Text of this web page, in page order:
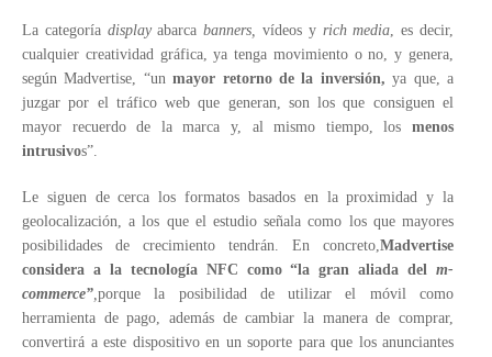
La categoría displayabarcabanners, vídeos yrich media, es decir,
cualquier creatividad gráfica, ya tenga movimiento o no, y genera,
según Madvertise, “unmayor retorno de la inversión, ya que, a
juzgar por el tráfico web que generan, son los que consiguen el
mayor recuerdo de la marca y, al mismo tiempo, los menos
intrusivos”.
Le siguen de cerca los formatos basados en la proximidad y la
geolocalización, a los que el estudio señala como los que mayores
posibilidades de crecimiento tendrán. En concreto,Madvertise
considera a la tecnología NFC como “la gran aliada del m-
commerce”,porque la posibilidad de utilizar el móvil como
herramienta de pago, además de cambiar la manera de comprar,
convertirá a este dispositivo en un soporte para que los anunciantes